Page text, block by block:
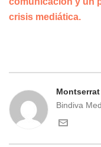
crisis mediática.
Bindiva